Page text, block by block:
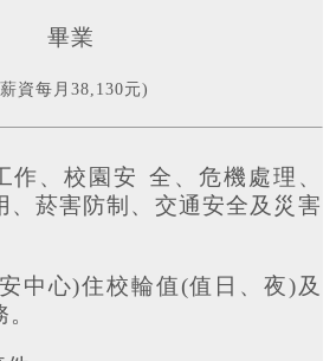
畢業
薪資每月38,130元)
作、校園安 全、危機處理、
、菸害防制、交通安全及災害
中心)住校輪值(值日、夜)及